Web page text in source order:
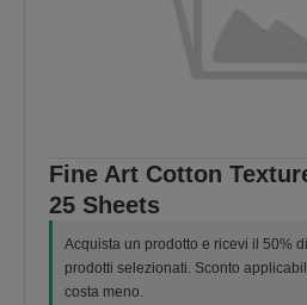
Fine Art Cotton
25 Sheets
Acquista un prodotto e ricevi il 50%
prodotti selezionati. Sconto
costa meno.